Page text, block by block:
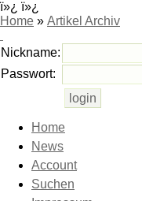
ï»¿ ï»¿
Home » Artikel Archiv
Nickname:
Passwort:
Home
News
Account
Suchen